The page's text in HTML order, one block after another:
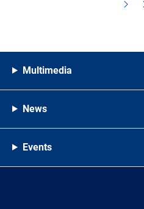
Multimedia
News
Events